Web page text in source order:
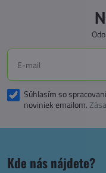
Súhlasím so
noviniek emailom.
Kde nás nájdete?